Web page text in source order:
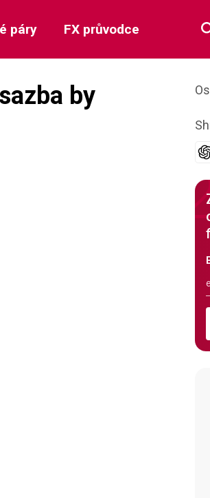
páry FX průvodce
by